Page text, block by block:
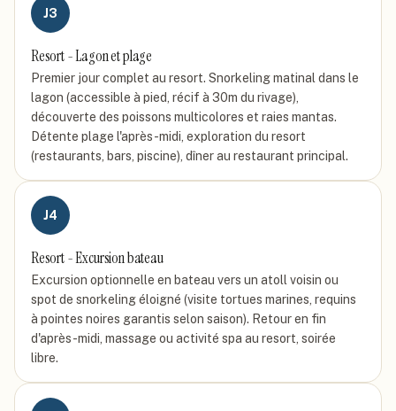
J3
Resort - Lagon et plage
Premier jour complet au resort. Snorkeling matinal dans le
lagon (accessible à pied, récif à 30m du rivage),
découverte des poissons multicolores et raies mantas.
Détente plage l'après-midi, exploration du resort
(restaurants, bars, piscine), dîner au restaurant principal.
J4
Resort - Excursion bateau
Excursion optionnelle en bateau vers un atoll voisin ou
spot de snorkeling éloigné (visite tortues marines, requins
à pointes noires garantis selon saison). Retour en fin
d'après-midi, massage ou activité spa au resort, soirée
libre.